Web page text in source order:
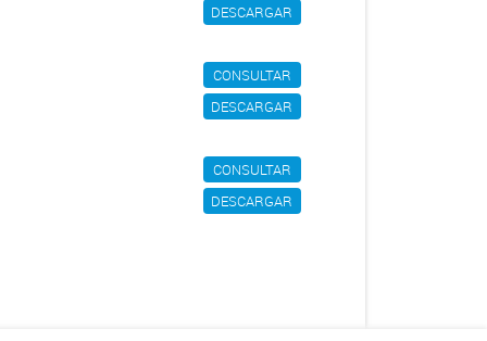
DESCARGAR
CONSULTAR
DESCARGAR
CONSULTAR
DESCARGAR